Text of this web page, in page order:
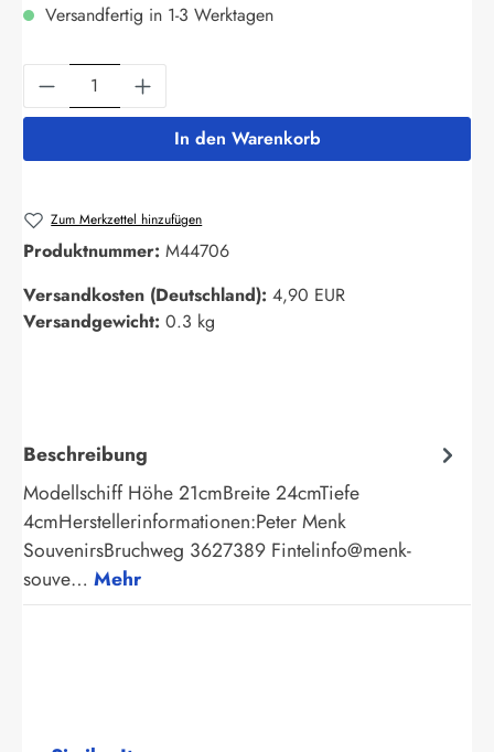
Versandfertig in 1-3 Werktagen
Produkt Anzahl: Gib den gewünschten
In den Warenkorb
Zum Merkzettel hinzufügen
Produktnummer: M44706
Versandkosten (Deutschland): 4,90 EUR
Versandgewicht: 0.3 kg
Beschreibung
Modellschiff Höhe 21cmBreite 24cmTiefe
4cmHerstellerinformationen:Peter Menk
SouvenirsBruchweg 3627389 Fintelinfo@menk-
souve… Mehr